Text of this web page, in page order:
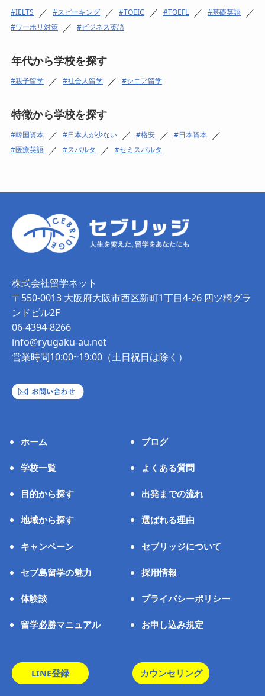
IELTS ／ スピーキング ／ TOEIC ／ TOEFL ／ 基礎英語 ／
ワーホリ対策 ／ ビジネス英語
年代から学校を探す
親子留学 ／ 社会人留学 ／ シニア留学
特徴から学校を探す
韓国資本 ／ 日本人が少ない ／ 格安 ／ 日本資本 ／
医療英語 ／ スパルタ ／ セミスパルタ
株式会社留学ネット
〒550-0013 大阪府大阪市西区新町1丁目4-26 四ツ橋グラ
ンドビル2F
06-4394-8266
info@ryugaku-au.net
営業時間10:00~19:00（土日祝日は除く）
ホーム
学校一覧
目的から探す
地域から探す
キャンペーン
セブ島留学の魅力
体験談
留学必勝マニュアル
ブログ
よくある質問
出発までの流れ
選ばれる理由
セブリッジについて
採用情報
プライバシーポリシー
お申し込み規定
LINE登録 カウンセリング